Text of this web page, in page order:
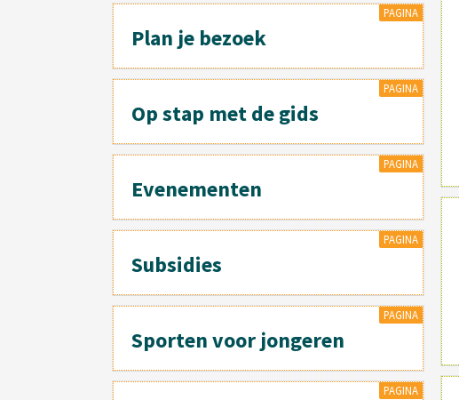
PAGINA
Plan je bezoek
PAGINA
Op stap met de gids
PAGINA
Evenementen
PAGINA
Subsidies
PAGINA
Sporten voor jongeren
PAGINA